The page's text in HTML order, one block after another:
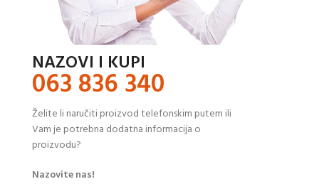
NAZOVI I KUPI
063 836 340
Želite li naručiti proizvod telefonskim putem ili
Vam je potrebna dodatna informacija o
proizvodu?
Nazovite nas!